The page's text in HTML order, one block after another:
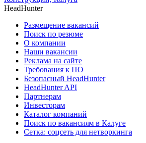
HeadHunter
Размещение вакансий
Поиск по резюме
О компании
Наши вакансии
Реклама на сайте
Требования к ПО
Безопасный HeadHunter
HeadHunter API
Партнерам
Инвесторам
Каталог компаний
Поиск по вакансиям в Калуге
Сетка: соцсеть для нетворкинга